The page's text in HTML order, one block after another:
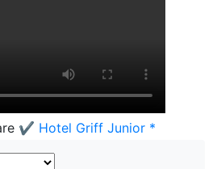
✔️ Hotel Griff Junior *